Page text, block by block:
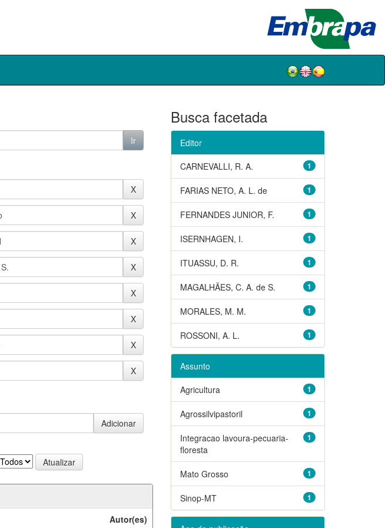
Autor(es)
Busca facetada
Editor
1
CARNEVALLI, R. A.
1
FARIAS NETO, A. L. de
1
FERNANDES JUNIOR, F.
1
ISERNHAGEN, I.
1
ITUASSU, D. R.
1
MAGALHÃES, C. A. de S.
1
MORALES, M. M.
1
ROSSONI, A. L.
Assunto
1
Agricultura
1
Agrossilvipastoril
1
Integracao lavoura-pecuaria-
floresta
1
Mato Grosso
1
Sinop-MT